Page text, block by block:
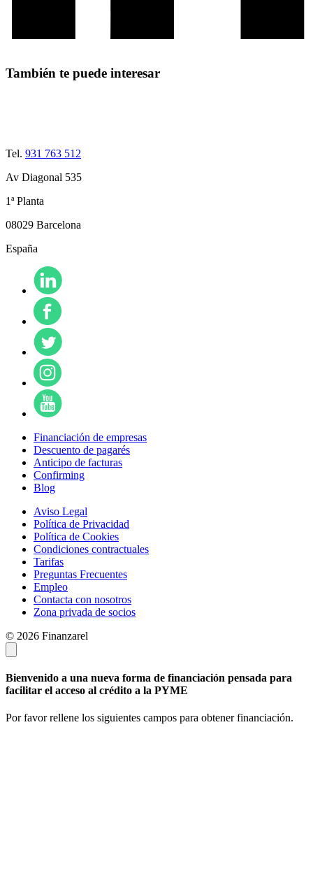
También te puede interesar
Tel. 931 763 512
Av Diagonal 535
1ª Planta
08029 Barcelona
España
Financiación de empresas
Descuento de pagarés
Anticipo de facturas
Confirming
Blog
Aviso Legal
Política de Privacidad
Política de Cookies
Condiciones contractuales
Tarifas
Preguntas Frecuentes
Empleo
Contacta con nosotros
Zona privada de socios
© 2026 Finanzarel
Bienvenido a una nueva forma de financiación pensada para
facilitar el acceso al crédito a la PYME
Por favor rellene los siguientes campos para obtener financiación.